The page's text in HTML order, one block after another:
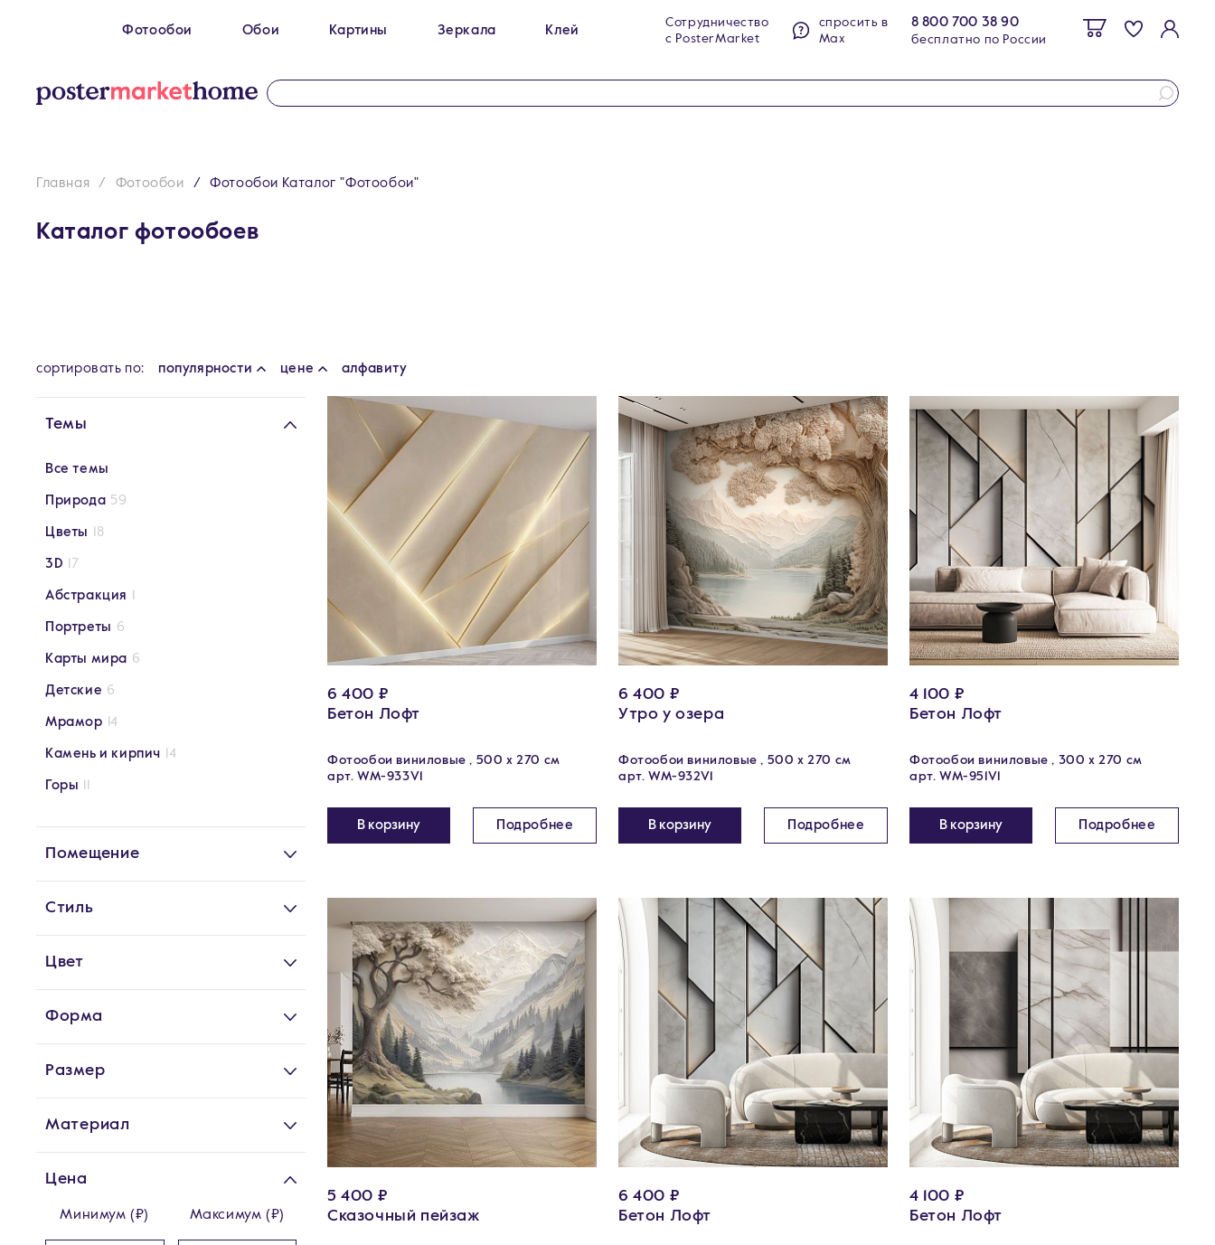
Фотообои
Размеры
300 х 270 см
500 x 270 см
Обои Картины Зеркала Клей
Сотрудничество
с PosterMarket
спросить в
Max
8 800 700 38 90
бесплатно по России
Главная Фотообои Фотообои Каталог "Фотообои"
Каталог фотообоев
cортировать по: популярности цене алфавиту
Темы
Все темы
Природа 59
Цветы 18
3D 17
Абстракция
Портреты 6
Карты мира 6
Детские 6
Мрамор 14
Камень и кирпич 14
Горы
Помещение
Стиль
Цвет
Форма
Размер
Материал
Цена
Минимум (₽) Максимум (₽)
6 400 ₽
Бетон Лофт
Фотообои виниловые , 500 x 270 см
арт. WM-933V1
В корзину Подробнее
6 400 ₽
Утро у озера
Фотообои виниловые , 500 x 270 см
арт. WM-932V1
В корзину Подробнее
4 100 ₽
Бетон Лофт
Фотообои виниловые , 300 х 270 см
арт. WM-951V1
В корзину Подробнее
5 400 ₽
Сказочный пейзаж
6 400 ₽
Бетон Лофт
4 100 ₽
Бетон Лофт